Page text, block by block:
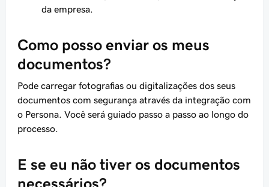
da empresa.
Como posso enviar os meus
documentos?
Pode carregar fotografias ou digitalizações dos seus
documentos com segurança através da integração com
o Persona. Você será guiado passo a passo ao longo do
processo.
E se eu não tiver os documentos
necessários?